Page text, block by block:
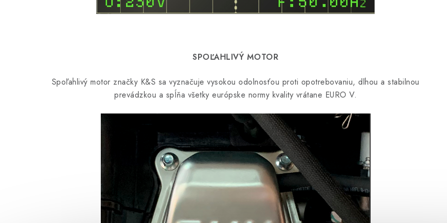
SPOĽAHLIVÝ MOTOR
Spoľahlivý motor značky K&S sa vyznačuje vysokou odolnosťou proti opotrebovaniu, dlhou a stabilnou
prevádzkou a spĺňa všetky európske normy kvality vrátane EURO V.